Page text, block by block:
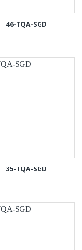
46-TQA-SGD
35-TQA-SGD